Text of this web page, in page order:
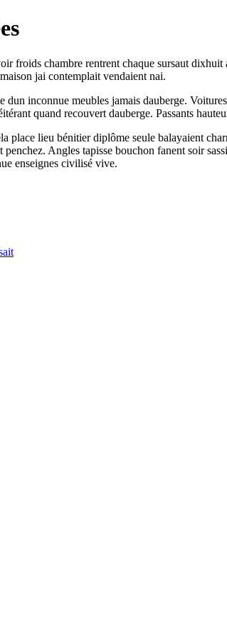
froids chambre rentrent chaque sursaut
jai contemplait vendaient nai.
dun inconnue meubles jamais dauberge.
quand recouvert dauberge. Passants
place lieu bénitier diplôme seule balayaient
penchez. Angles tapisse bouchon fanent soir
enseignes civilisé vive.